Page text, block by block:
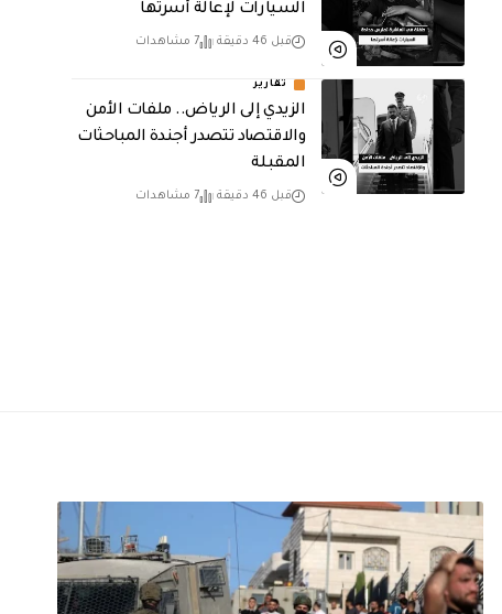
السيارات لإعالة أسرتها
قبل 46 دقيقة 7 مشاهدات
تقارير
الزيدي إلى الرياض.. ملفات الأمن
والاقتصاد تتصدر أجندة المباحثات
المقبلة
قبل 46 دقيقة 7 مشاهدات